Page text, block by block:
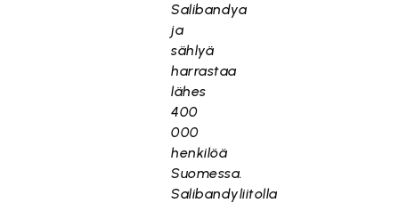
Salibandya
ja
sählyä
harrastaa
lähes
400
000
henkilöä
Suomessa.
Salibandyliitolla